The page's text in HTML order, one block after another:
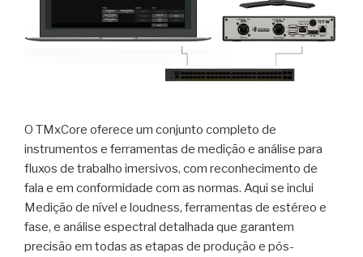
O TMxCore oferece um conjunto completo de
instrumentos e ferramentas de medição e análise para
fluxos de trabalho imersivos, com reconhecimento de
fala e em conformidade com as normas. Aqui se inclui
Medição de nível e loudness, ferramentas de estéreo e
fase, e análise espectral detalhada que garantem
precisão em todas as etapas de produção e pós-